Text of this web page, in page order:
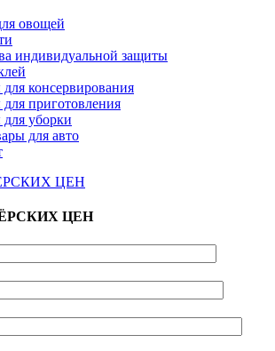
овощей
индивидуальной защиты
консервирования
приготовления
уборки
для авто
ЦЕН
ЦЕН